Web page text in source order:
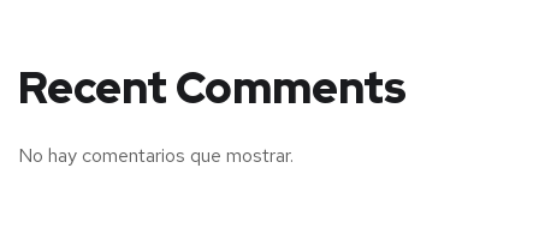
Recent Comments
No hay comentarios que mostrar.